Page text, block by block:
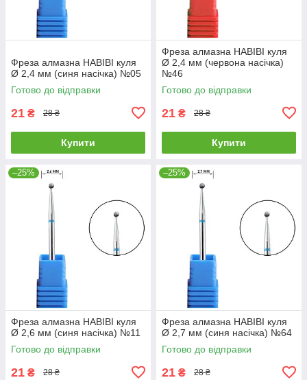
Фреза алмазна HABIBI куля
Ø 2,4 мм (синя насічка) №05
Готово до відправки
21 ₴ 28 ₴
Купити
Фреза алмазна HABIBI куля
Ø 2,4 мм (червона насічка)
№46
Готово до відправки
21 ₴ 28 ₴
Купити
–25%
Фреза алмазна HABIBI куля
Ø 2,6 мм (синя насічка) №11
Готово до відправки
21 ₴ 28 ₴
–25%
Фреза алмазна HABIBI куля
Ø 2,7 мм (синя насічка) №64
Готово до відправки
21 ₴ 28 ₴